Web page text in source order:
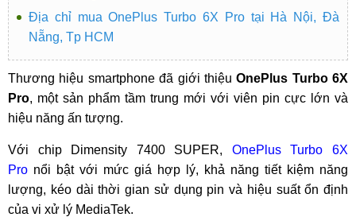
Địa chỉ mua OnePlus Turbo 6X Pro tại Hà Nội, Đà
Nẵng, Tp HCM
Thương hiệu smartphone đã giới thiệuOnePlus Turbo 6X
Pro, một sản phẩm tầm trung mới với viên pin cực lớn và
hiệu năng ấn tượng.
Với chip Dimensity 7400 SUPER, OnePlus Turbo 6X
Pro nổi bật với mức giá hợp lý, khả năng tiết kiệm năng
lượng, kéo dài thời gian sử dụng pin và hiệu suất ổn định
của vi xử lý MediaTek.